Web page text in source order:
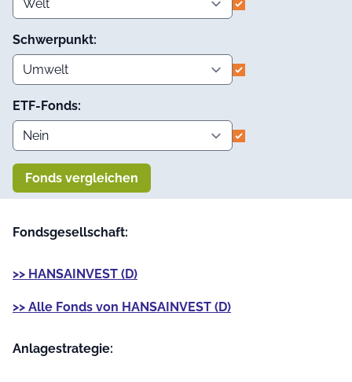
Schwerpunkt:
ETF-Fonds:
Fonds vergleichen
Fondsgesellschaft:
>> HANSAINVEST (D)
>> Alle Fonds von HANSAINVEST (D)
Anlage­strategie: